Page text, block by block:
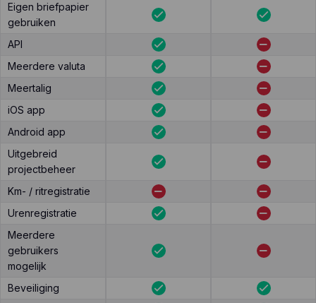
Eigen briefpapier
gebruiken
API
Meerdere valuta
Meertalig
iOS app
Android app
Uitgebreid
projectbeheer
Km- / ritregistratie
Urenregistratie
Meerdere
gebruikers
mogelijk
Beveiliging